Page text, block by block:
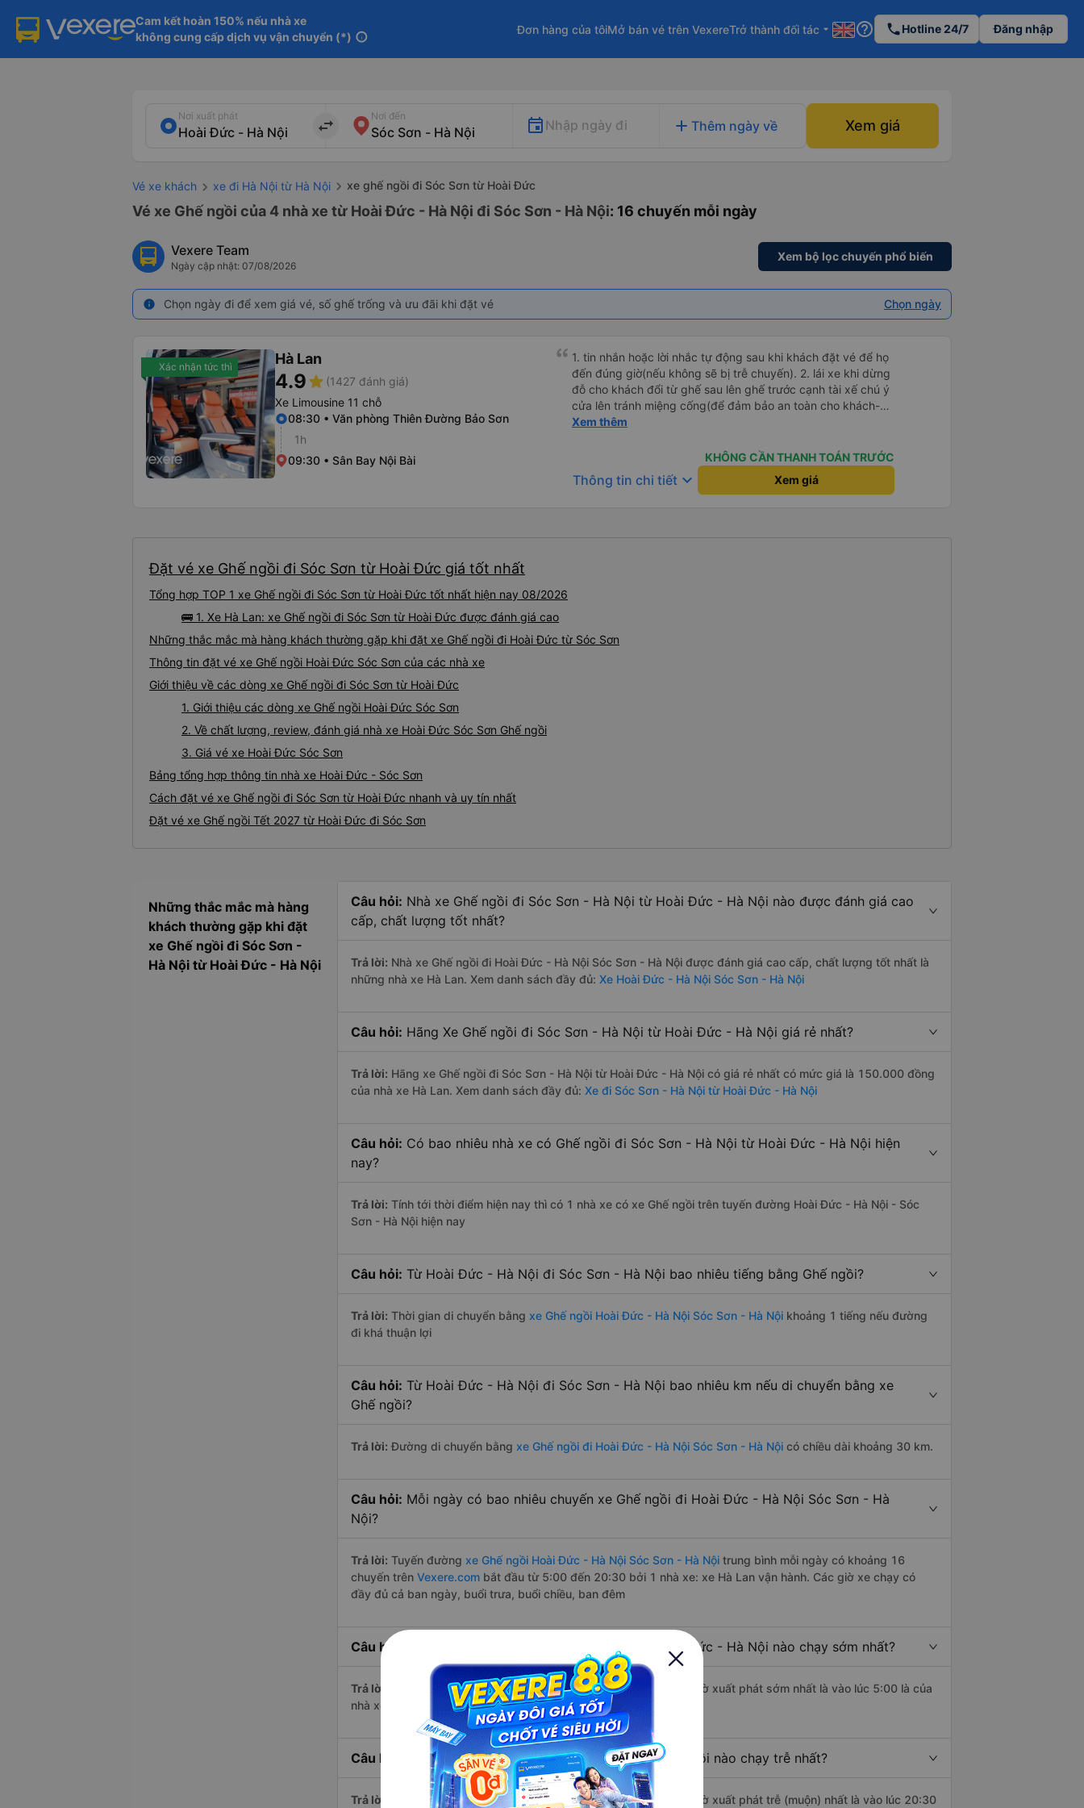
Cam kết hoàn 150% nếu nhà xe
không cung cấp dịch vụ vận chuyển (*) info
Đơn hàng của tôiMở bán vé trên VexereTrở thành đối tác arrow_drop_down help_outline phoneHotline 24/7 Đăng nhập
Nơi xuất phát
import_export
Nơi đến
Nhập ngày đi add Thêm ngày về Xem giá
Vé xe khách xe đi Hà Nội từ Hà Nội xe ghế ngồi đi Sóc Sơn từ Hoài Đức
Vé xe Ghế ngồi của 4 nhà xe từ Hoài Đức - Hà Nội đi Sóc Sơn - Hà Nội: 16 chuyến mỗi ngày
Vexere Team
Ngày cập nhật: 07/08/2026
Xem bộ lọc chuyến phổ biến
info Chọn ngày đi để xem giá vé, số ghế trống và ưu đãi khi đặt vé Chọn ngày
Xác nhận tức thì Hà Lan
4.9star (1427 đánh giá)
Xe Limousine 11 chỗ
08:30 • Văn phòng Thiên Đường Bảo Sơn
1h
09:30 • Sân Bay Nội Bài
1. tin nhắn hoặc lời nhắc tự động sau khi khách đặt vé để họ
đến đúng giờ(nếu không sẽ bị trễ chuyến). 2. lái xe khi dừng
đỗ cho khách đổi từ ghế sau lên ghế trước cạnh tài xế chú ý
cửa lên tránh miệng cống(để đảm bảo an toàn cho khách-
tại HN: miệng cống bằng sắt chữ nhật dạng ô lưới, cửa
Bác tài đã cố gắng để về đến Tng kịp 20h, để khách nối
chuyến Xe 11 chỗ nên thoáng đãng.
Xem thêm
KHÔNG CẦN THANH TOÁN TRƯỚC
Thông tin chi tiết keyboard_arrow_down Xem giá
Đặt vé xe Ghế ngồi đi Sóc Sơn từ Hoài Đức giá tốt nhất
Tổng hợp TOP 1 xe Ghế ngồi đi Sóc Sơn từ Hoài Đức tốt nhất hiện nay 08/2026
🚌 1. Xe Hà Lan: xe Ghế ngồi đi Sóc Sơn từ Hoài Đức được đánh giá cao
Những thắc mắc mà hàng khách thường gặp khi đặt xe Ghế ngồi đi Hoài Đức từ Sóc Sơn
Thông tin đặt vé xe Ghế ngồi Hoài Đức Sóc Sơn của các nhà xe
Giới thiệu về các dòng xe Ghế ngồi đi Sóc Sơn từ Hoài Đức
1. Giới thiệu các dòng xe Ghế ngồi Hoài Đức Sóc Sơn
2. Về chất lượng, review, đánh giá nhà xe Hoài Đức Sóc Sơn Ghế ngồi
3. Giá vé xe Hoài Đức Sóc Sơn
Bảng tổng hợp thông tin nhà xe Hoài Đức - Sóc Sơn
Cách đặt vé xe Ghế ngồi đi Sóc Sơn từ Hoài Đức nhanh và uy tín nhất
Đặt vé xe Ghế ngồi Tết 2027 từ Hoài Đức đi Sóc Sơn
Những thắc mắc mà hàng
khách thường gặp khi đặt
xe Ghế ngồi đi Sóc Sơn -
Hà Nội từ Hoài Đức - Hà Nội
Câu hỏi: Nhà xe Ghế ngồi đi Sóc Sơn - Hà Nội từ Hoài Đức - Hà Nội nào được đánh giá cao
cấp, chất lượng tốt nhất?
Trả lời: Nhà xe Ghế ngồi đi Hoài Đức - Hà Nội Sóc Sơn - Hà Nội được đánh giá cao cấp, chất lượng tốt nhất là
những nhà xe Hà Lan. Xem danh sách đầy đủ: Xe Hoài Đức - Hà Nội Sóc Sơn - Hà Nội
Câu hỏi: Hãng Xe Ghế ngồi đi Sóc Sơn - Hà Nội từ Hoài Đức - Hà Nội giá rẻ nhất?
Trả lời: Hãng xe Ghế ngồi đi Sóc Sơn - Hà Nội từ Hoài Đức - Hà Nội có giá rẻ nhất có mức giá là 150.000 đồng
của nhà xe Hà Lan. Xem danh sách đầy đủ: Xe đi Sóc Sơn - Hà Nội từ Hoài Đức - Hà Nội
Câu hỏi: Có bao nhiêu nhà xe có Ghế ngồi đi Sóc Sơn - Hà Nội từ Hoài Đức - Hà Nội hiện
nay?
Trả lời: Tính tới thời điểm hiện nay thì có 1 nhà xe có xe Ghế ngồi trên tuyến đường Hoài Đức - Hà Nội - Sóc
Sơn - Hà Nội hiện nay
Câu hỏi: Từ Hoài Đức - Hà Nội đi Sóc Sơn - Hà Nội bao nhiêu tiếng bằng Ghế ngồi?
Trả lời: Thời gian di chuyển bằng xe Ghế ngồi Hoài Đức - Hà Nội Sóc Sơn - Hà Nội khoảng 1 tiếng nếu đường
đi khá thuận lợi
Câu hỏi: Từ Hoài Đức - Hà Nội đi Sóc Sơn - Hà Nội bao nhiêu km nếu di chuyển bằng xe
Ghế ngồi?
Trả lời: Đường di chuyển bằng xe Ghế ngồi đi Hoài Đức - Hà Nội Sóc Sơn - Hà Nội có chiều dài khoảng 30 km.
Câu hỏi: Mỗi ngày có bao nhiêu chuyến xe Ghế ngồi đi Hoài Đức - Hà Nội Sóc Sơn - Hà
Nội?
Trả lời: Tuyến đường xe Ghế ngồi Hoài Đức - Hà Nội Sóc Sơn - Hà Nội trung bình mỗi ngày có khoảng 16
chuyến trên Vexere.com bắt đầu từ 5:00 đến 20:30 bởi 1 nhà xe: xe Hà Lan vận hành. Các giờ xe chạy có
đầy đủ cả ban ngày, buổi trưa, buổi chiều, ban đêm
Câu hỏi: Nhà xe Ghế ngồi đi Sóc Sơn - Hà Nội từ Hoài Đức - Hà Nội nào chạy sớm nhất?
Trả lời: Chuyến Ghế ngồi Hoài Đức - Hà Nội Sóc Sơn - Hà Nội
có giờ xuất phát sớm nhất là vào lúc 5:00 là của
nhà xe Hà Lan.
Câu hỏi: Nhà xe đi Sóc Sơn - Hà Nội từ Hoài Đức - Hà Nội nào chạy trễ nhất?
Trả lời: ChuyếnGhế ngồi Hoài Đức - Hà Nội Sóc Sơn - Hà Nội
có giờ xuất phát trễ (muộn) nhất là vào lúc 20:30